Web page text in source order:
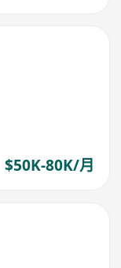
$50K-80K/月